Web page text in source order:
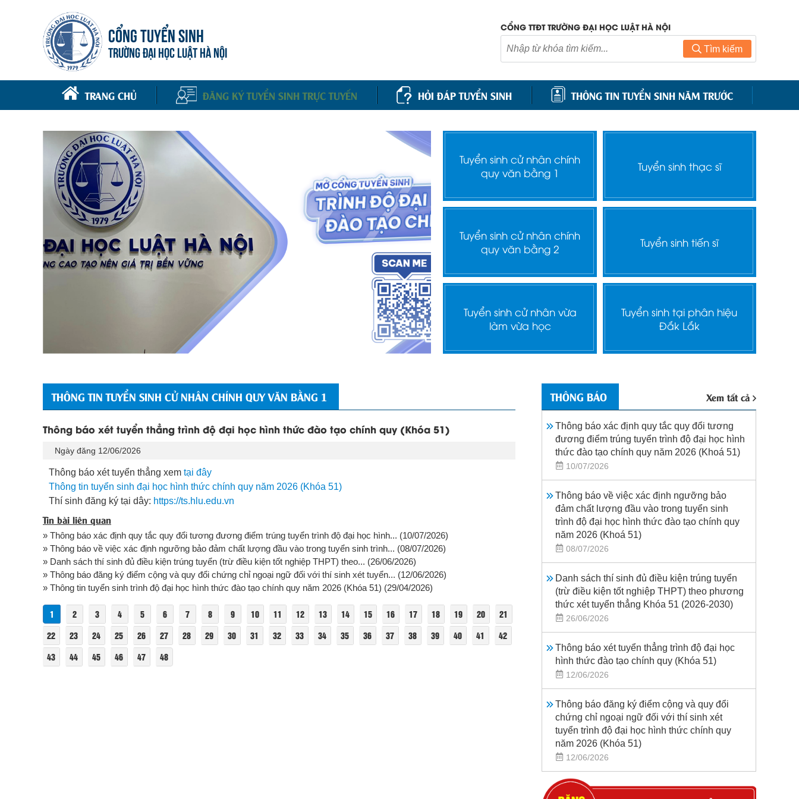
CỔNG TUYỂN SINH
TRƯỜNG ĐẠI HỌC LUẬT HÀ NỘI
CỔNG TTĐT TRƯỜNG ĐẠI HỌC LUẬT HÀ NỘI
Tìm kiếm
TRANG CHỦ ĐĂNG KÝ TUYỂN SINH TRỰC TUYẾN HỎI ĐÁP TUYỂN SINH THÔNG TIN TUYỂN SINH NĂM TRƯỚC
Tuyển sinh cử nhân chính
quy văn bằng 1
Tuyển sinh thạc sĩ
Tuyển sinh cử nhân chính
quy văn bằng 2
Tuyển sinh tiến sĩ
Tuyển sinh cử nhân vừa
làm vừa học
Tuyển sinh tại phân hiệu
Đắk Lắk
THÔNG TIN TUYỂN SINH CỬ NHÂN CHÍNH QUY VĂN BẰNG 1
Thông báo xét tuyển thẳng trình độ đại học hình thức đào tạo chính quy (Khóa 51)
Ngày đăng 12/06/2026
Thông báo xét tuyển thẳng xem tại đây
Thông tin tuyển sinh đại học hình thức chính quy năm 2026 (Khóa 51)
Thí sinh đăng ký tại dây: https://ts.hlu.edu.vn
Tin bài liên quan
» Thông báo xác định quy tắc quy đổi tương đương điểm trúng tuyển trình độ đại học hình... (10/07/2026)
» Thông báo về việc xác định ngưỡng bảo đảm chất lượng đầu vào trong tuyển sinh trình... (08/07/2026)
» Danh sách thí sinh đủ điều kiện trúng tuyển (trừ điều kiện tốt nghiệp THPT) theo... (26/06/2026)
» Thông báo đăng ký điểm cộng và quy đổi chứng chỉ ngoại ngữ đối với thí sinh xét tuyển... (12/06/2026)
» Thông tin tuyển sinh trình độ đại học hình thức đào tạo chính quy năm 2026 (Khóa 51) (29/04/2026)
1 2 3 4 5 6 7 8 9 10 11 12 13 14 15 16 17 18 19 20
21
22
23 24 25 26 27 28 29 30 31 32 33 34 35 36 37 38 39 40 41
42
43
44 45 46 47 48
THÔNG BÁO Xem tất cả
Thông báo xác định quy tắc quy đổi tương
đương điểm trúng tuyển trình độ đại học hình
thức đào tạo chính quy năm 2026 (Khoá 51)
10/07/2026
Thông báo về việc xác định ngưỡng bảo
đảm chất lượng đầu vào trong tuyển sinh
trình độ đại học hình thức đào tạo chính quy
năm 2026 (Khoá 51)
08/07/2026
Danh sách thí sinh đủ điều kiện trúng tuyển
(trừ điều kiện tốt nghiệp THPT) theo phương
thức xét tuyển thẳng Khóa 51 (2026-2030)
26/06/2026
Thông báo xét tuyển thẳng trình độ đại học
hình thức đào tạo chính quy (Khóa 51)
12/06/2026
Thông báo đăng ký điểm cộng và quy đổi
chứng chỉ ngoại ngữ đối với thí sinh xét
tuyển trình độ đại học hình thức chính quy
năm 2026 (Khóa 51)
12/06/2026